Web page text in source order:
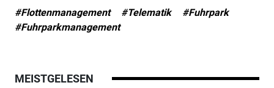
#Flottenmanagement #Telematik
#Fuhrpark
#Fuhrparkmanagement
MEISTGELESEN